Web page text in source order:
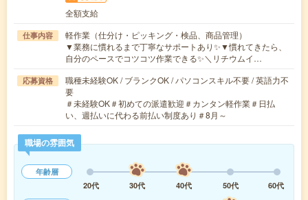
全額支給
仕事内容
軽作業（仕分け・ピッキング・検品、商品管理）
▼業務に慣れるまで丁寧なサポートあり✨▼慣れてきたら、
自分のペースでコツコツ作業できる✨＼リチウムイ…
応募資格
職種未経験OK / ブランクOK / パソコンスキル不要 / 英語力不
要
＃未経験OK＃初めての派遣歓迎＃カンタン軽作業＃日払
い、週払いに代わる前払い制度あり＃8月～
職場の雰囲気
年齢層
20代
30代 40代 50代
60代